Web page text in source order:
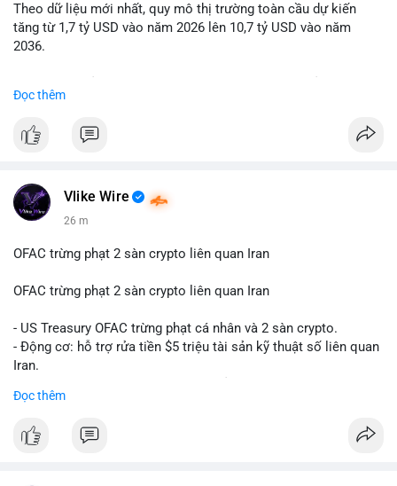
Lời khuyên: Nhà đầu tư nhỏ lẻ nên quan sát thêm 2-4 giờ sau
khi giao dịch được xác nhận, tránh hành động theo cảm xúc.
ưu tiên quản trị rủi ro trong giai đoạn biến động mạnh.
#btcmempool65k
Theo dữ liệu mới nhất, quy mô thị trường toàn cầu dự kiến
tăng từ 1,7 tỷ USD vào năm 2026 lên 10,7 tỷ USD vào năm
2036.
hàng năm (CAGR) ấn tượng lên tới 20,2%.
Điều gì đang thúc đẩy sự tăng trưởng vượt bậc này? Hãy cùng
Đọc thêm
Vlike Wire
26 m
OFAC trừng phạt 2 sàn crypto liên quan Iran
OFAC trừng phạt 2 sàn crypto liên quan Iran
- US Treasury OFAC trừng phạt cá nhân và 2 sàn crypto.
- Động cơ: hỗ trợ rửa tiền $5 triệu tài sản kỹ thuật số liên quan
Iran.
- Tác động: rủi ro cho thị trường crypto, tăng áp lực pháp lý.
#binancesquare
Đọc thêm